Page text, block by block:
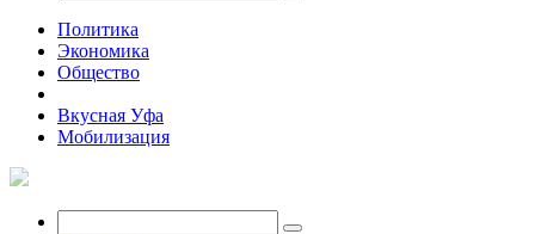
Политика
Экономика
Общество
Вкусная Уфа
Мобилизация